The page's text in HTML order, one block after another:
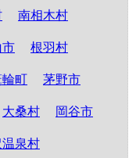
南相木村
市 根羽村
輪町 茅野市
大桑村 岡谷市
温泉村